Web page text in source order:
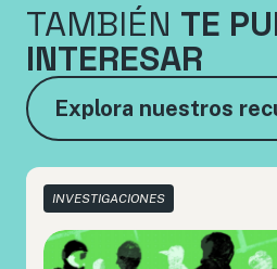
TAMBIÉN TE
INTERESAR
Explora nuestros
INVESTIGACIONES